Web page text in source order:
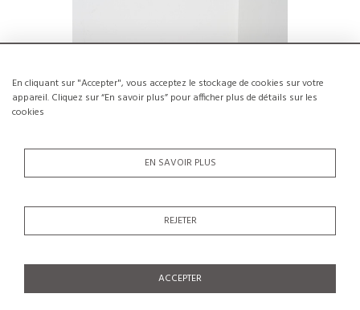
En cliquant sur "Accepter", vous acceptez le stockage de cookies sur votre
appareil. Cliquez sur “En savoir plus” pour afficher plus de détails sur les
cookies
EN SAVOIR PLUS
REJETER
ACCEPTER
Paire de chaises en pin, Maison Regain,
€400